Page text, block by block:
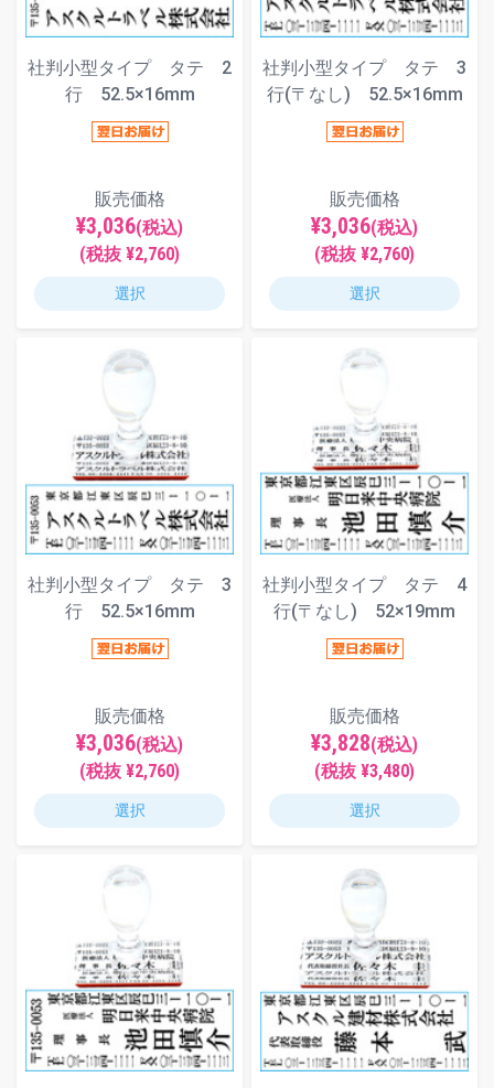
社判小型タイプ タテ 2
行 52.5×16mm
販売価格
¥3,036(税込)
(税抜 ¥2,760)
選択
社判小型タイプ タテ 3
行(〒なし) 52.5×16mm
販売価格
¥3,036(税込)
(税抜 ¥2,760)
選択
社判小型タイプ タテ 3
行 52.5×16mm
販売価格
¥3,036(税込)
(税抜 ¥2,760)
選択
社判小型タイプ タテ 4
行(〒なし) 52×19mm
販売価格
¥3,828(税込)
(税抜 ¥3,480)
選択